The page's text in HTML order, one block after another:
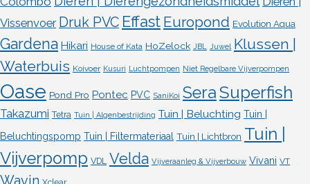
Vissenvoer Druk PVC Effast Europond Evolution Aqua
Gardena Hikari House of Kata HoZelock JBL Juwel Klussen |
Waterbuis Koivoer Kusuri Luchtpompen Niet Regelbare Vijverpompen
Oase Pond Pro Pontec PVC SaniKoi SeraSuperfish
Takazumi Tetra Tuin | Algenbestrijding Tuin | Beluchting Tuin |
Beluchtingspomp Tuin | Filtermateriaal Tuin | Lichtbron Tuin |
Vijverpomp VDL Velda Vijveraanleg & Vijverbouw Vivani VT